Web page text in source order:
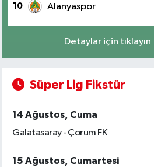
10 Alanyaspor
Detaylar için tıklayın
Süper Lig Fikstür
14 Ağustos, Cuma
Galatasaray - Çorum FK
15 Ağustos, Cumartesi